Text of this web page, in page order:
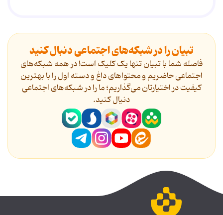
تبیان را در شبکه‌های اجتماعی دنبال کنید
فاصله شما با تبیان تنها یک کلیک است! در همه شبکه‌های
اجتماعی حاضریم و محتواهای داغ و دسته اول را با بهترین
کیفیت در اختیارتان می‌گذاریم؛ ما را در شبکه‌های اجتماعی
دنیال کنید.